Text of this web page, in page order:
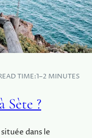
TIME:1–2 MINUTES
Sète ?
dans le